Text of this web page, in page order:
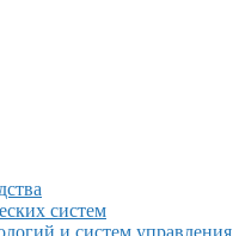
систем
и систем управления